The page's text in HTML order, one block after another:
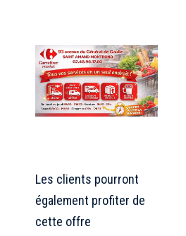
Les clients pourront
également profiter de
cette offre